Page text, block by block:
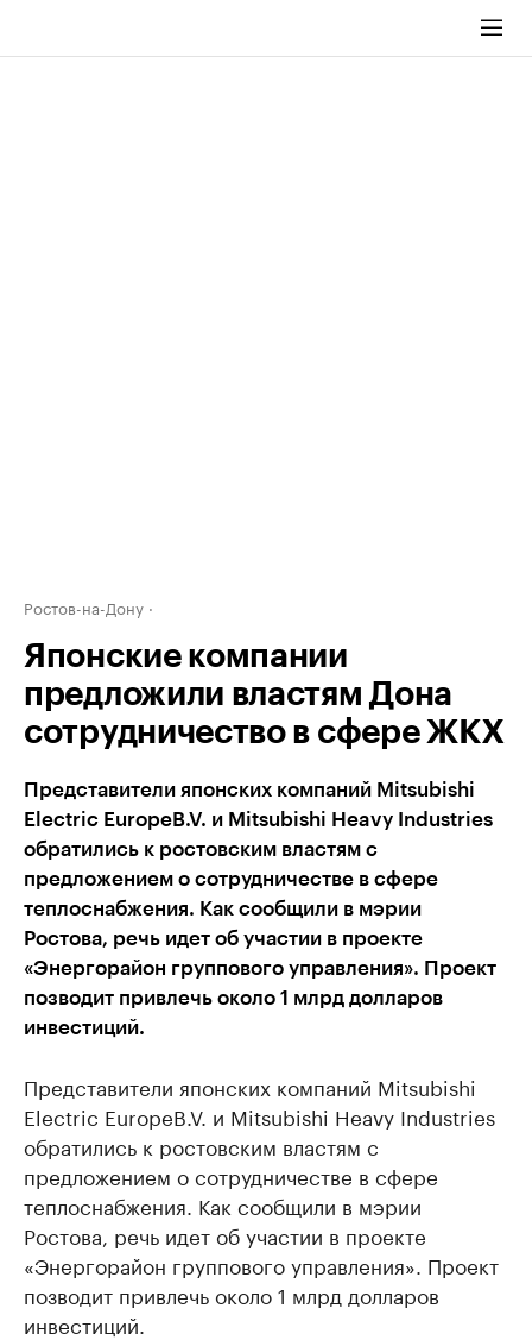
Ростов-на-Дону
Японские компании
предложили властям Дона
сотрудничество в сфере ЖКХ
Представители японских компаний Mitsubishi
Electric EuropeB.V. и Mitsubishi Heavy Industries
обратились к ростовским властям с
предложением о сотрудничестве в сфере
теплоснабжения. Как сообщили в мэрии
Ростова, речь идет об участии в проекте
«Энергорайон группового управления». Проект
позводит привлечь около 1 млрд долларов
инвестиций.
Представители японских компаний Mitsubishi
Electric EuropeB.V. и Mitsubishi Heavy Industries
обратились к ростовским властям с
предложением о сотрудничестве в сфере
теплоснабжения. Как сообщили в мэрии
Ростова, речь идет об участии в проекте
«Энергорайон группового управления». Проект
позводит привлечь около 1 млрд долларов
инвестиций.